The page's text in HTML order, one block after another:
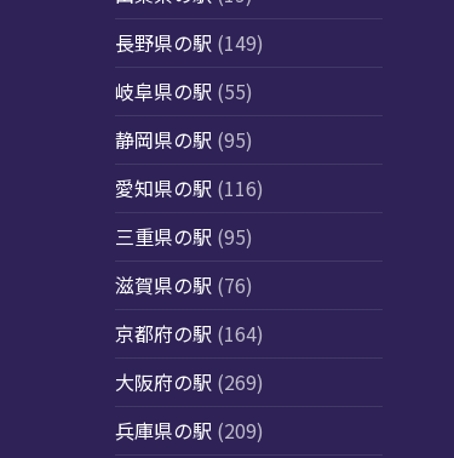
長野県の駅 (149)
岐阜県の駅 (55)
静岡県の駅 (95)
愛知県の駅 (116)
三重県の駅 (95)
滋賀県の駅 (76)
京都府の駅 (164)
大阪府の駅 (269)
兵庫県の駅 (209)